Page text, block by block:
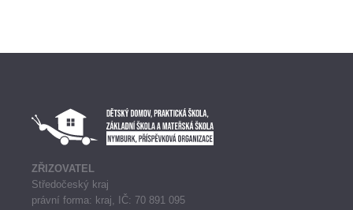
ZŘIZOVATEL
Středočeský kraj
právní forma: kraj, IČ: 70 891 095